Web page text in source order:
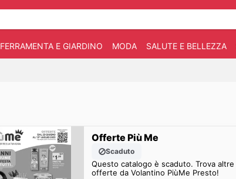
FERRAMENTA E GIARDINO MODA SALUTE E BELLEZZA
Offerte Più Me
Scaduto
Questo catalogo è scaduto. Trova altre
offerte da Volantino PiùMe Presto!